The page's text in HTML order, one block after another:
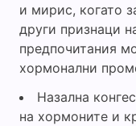
и мирис, когато
други признаци
предпочитания
хормонални
Назална
на хормоните и